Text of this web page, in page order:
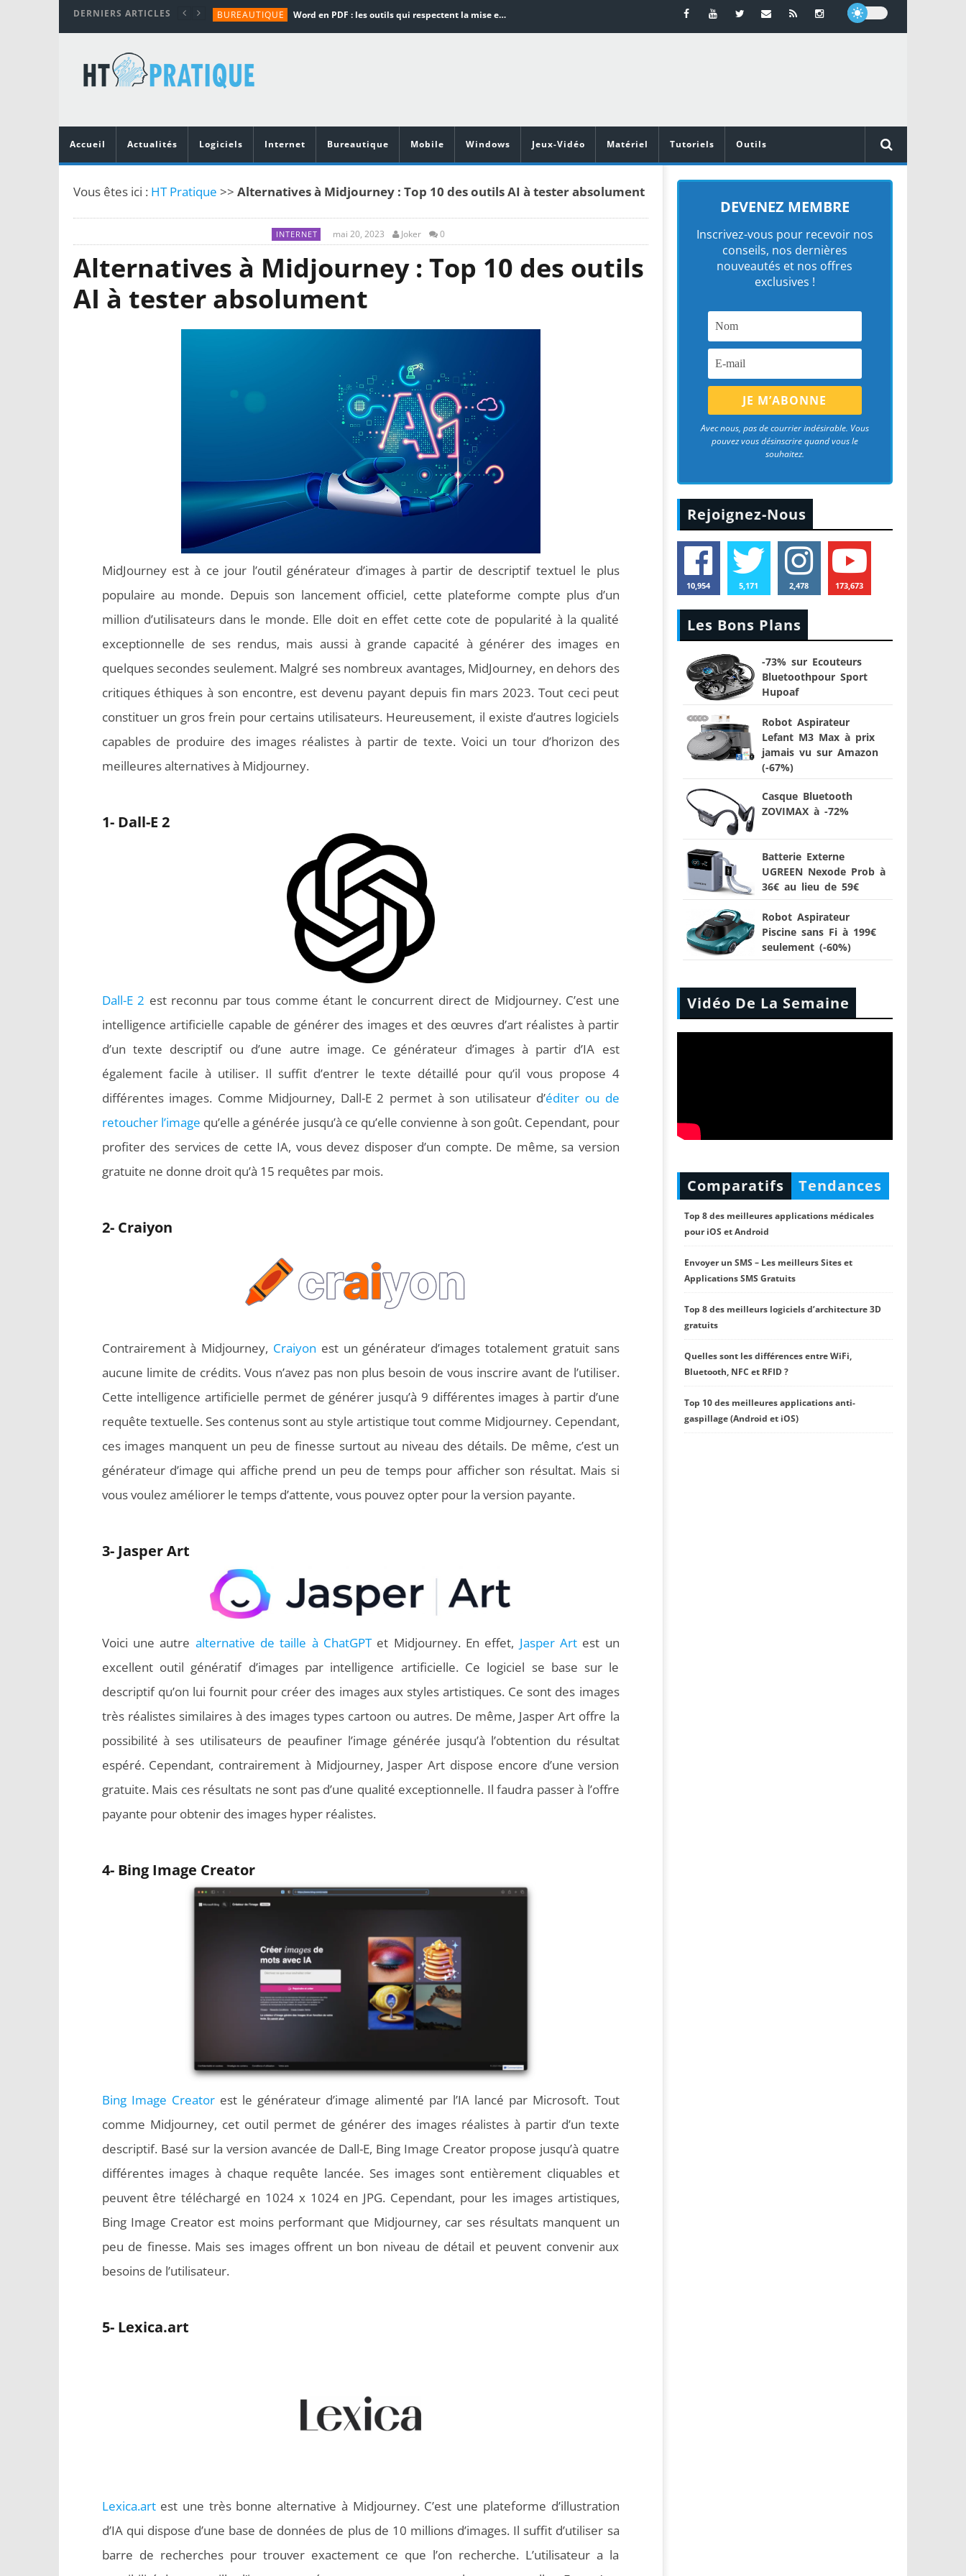
DERNIERS ARTICLES BUREAUTIQUE Word en PDF : les outils qui respectent la mise en page
TUTORIALS
MATÉRIEL
Vidéoprojecteurs Asus : Top 6 des meilleurs modèles de la marque
Accueil
Actualités Logiciels Internet Bureautique Mobile Windows Jeux-Vidéo Matériel Tutoriels Outils
Vous êtes ici : HT Pratique >> Alternatives à Midjourney : Top 10 des outils AI à tester absolument
INTERNET mai 20, 2023 Joker 0
Alternatives à Midjourney : Top 10 des outils
AI à tester absolument
MidJourney est à ce jour l’outil générateur d’images à partir de descriptif textuel le plus
populaire au monde. Depuis son lancement officiel, cette plateforme compte plus d’un
million d’utilisateurs dans le monde. Elle doit en effet cette cote de popularité à la qualité
exceptionnelle de ses rendus, mais aussi à grande capacité à générer des images en
quelques secondes seulement. Malgré ses nombreux avantages, MidJourney, en dehors des
critiques éthiques à son encontre, est devenu payant depuis fin mars 2023. Tout ceci peut
constituer un gros frein pour certains utilisateurs. Heureusement, il existe d’autres logiciels
capables de produire des images réalistes à partir de texte. Voici un tour d’horizon des
meilleures alternatives à Midjourney.
1- Dall-E 2
Dall-E 2 est reconnu par tous comme étant le concurrent direct de Midjourney. C’est une
intelligence artificielle capable de générer des images et des œuvres d’art réalistes à partir
d’un texte descriptif ou d’une autre image. Ce générateur d’images à partir d’IA est
également facile à utiliser. Il suffit d’entrer le texte détaillé pour qu’il vous propose 4
différentes images. Comme Midjourney, Dall-E 2 permet à son utilisateur d’éditer ou de
retoucher l’image qu’elle a générée jusqu’à ce qu’elle convienne à son goût. Cependant, pour
profiter des services de cette IA, vous devez disposer d’un compte. De même, sa version
gratuite ne donne droit qu’à 15 requêtes par mois.
2- Craiyon
Contrairement à Midjourney, Craiyon est un générateur d’images totalement gratuit sans
aucune limite de crédits. Vous n’avez pas non plus besoin de vous inscrire avant de l’utiliser.
Cette intelligence artificielle permet de générer jusqu’à 9 différentes images à partir d’une
requête textuelle. Ses contenus sont au style artistique tout comme Midjourney. Cependant,
ces images manquent un peu de finesse surtout au niveau des détails. De même, c’est un
générateur d’image qui affiche prend un peu de temps pour afficher son résultat. Mais si
vous voulez améliorer le temps d’attente, vous pouvez opter pour la version payante.
3- Jasper Art
Voici une autre alternative de taille à ChatGPTet Midjourney. En effet, Jasper Artest un
excellent outil génératif d’images par intelligence artificielle. Ce logiciel se base sur le
descriptif qu’on lui fournit pour créer des images aux styles artistiques. Ce sont des images
très réalistes similaires à des images types cartoon ou autres. De même, Jasper Art offre la
possibilité à ses utilisateurs de peaufiner l’image générée jusqu’à l’obtention du résultat
espéré. Cependant, contrairement à Midjourney, Jasper Art dispose encore d’une version
gratuite. Mais ces résultats ne sont pas d’une qualité exceptionnelle. Il faudra passer à l’offre
payante pour obtenir des images hyper réalistes.
4- Bing Image Creator
Bing Image Creatorest le générateur d’image alimenté par l’IA lancé par Microsoft. Tout
comme Midjourney, cet outil permet de générer des images réalistes à partir d’un texte
descriptif. Basé sur la version avancée de Dall-E, Bing Image Creator propose jusqu’à quatre
différentes images à chaque requête lancée. Ses images sont entièrement cliquables et
peuvent être téléchargé en 1024 x 1024 en JPG. Cependant, pour les images artistiques,
Bing Image Creator est moins performant que Midjourney, car ses résultats manquent un
peu de finesse. Mais ses images offrent un bon niveau de détail et peuvent convenir aux
besoins de l’utilisateur.
5- Lexica.art
Lexica.artest une très bonne alternative à Midjourney. C’est une plateforme d’illustration
d’IA qui dispose d’une base de données de plus de 10 millions d’images. Il suffit d’utiliser sa
barre de recherches pour trouver exactement ce que l’on recherche. L’utilisateur a la
DEVENEZ MEMBRE
Inscrivez-vous pour recevoir nos
conseils, nos dernières
nouveautés et nos offres
exclusives !
Avec nous, pas de courrier indésirable. Vous
pouvez vous désinscrire quand vous le
souhaitez.
Rejoignez-Nous
10,954 5,171 2,478 173,673
Les Bons Plans
-73% sur Ecouteurs
Bluetoothpour Sport
Hupoaf
Robot Aspirateur
Lefant M3 Max à prix
jamais vu sur Amazon
(-67%)
Casque Bluetooth
ZOVIMAX à -72%
Batterie Externe
UGREEN Nexode Prob à
36€ au lieu de 59€
Robot Aspirateur
Piscine sans Fi à 199€
seulement (-60%)
Vidéo De La Semaine
Comparatifs Tendances
Top 8 des meilleures applications médicales
pour iOS et Android
Envoyer un SMS – Les meilleurs Sites et
Applications SMS Gratuits
Top 8 des meilleurs logiciels d’architecture 3D
gratuits
Quelles sont les différences entre WiFi,
Bluetooth, NFC et RFID ?
Top 10 des meilleures applications anti-
gaspillage (Android et iOS)